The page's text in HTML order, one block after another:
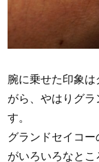
腕に乗せた印象
がら、やはりグ
す。
グランドセイコ
がいろいろなとこ